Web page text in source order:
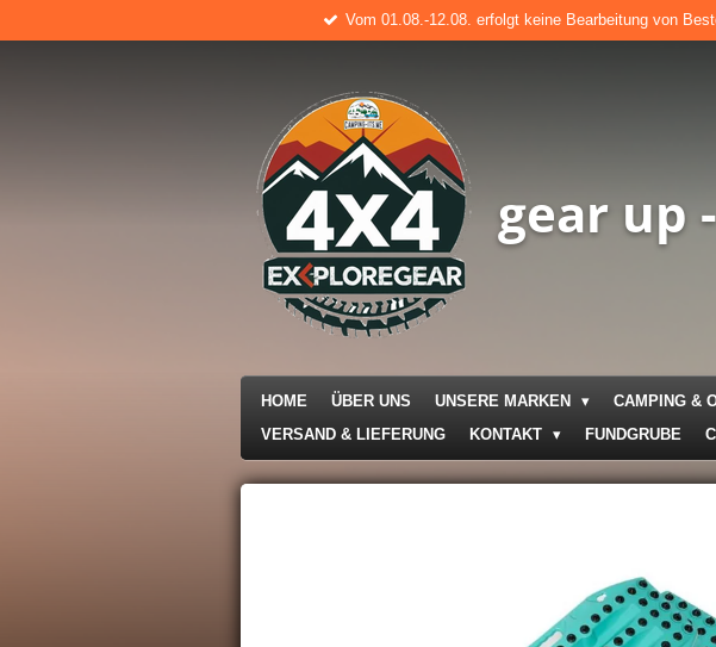
Hauptinhalt
Vom 01.08.-12.08. erfolgt keine Bearbeitung von
gear up
HOME ÜBER UNS UNSERE MARKEN CAMPING &
VERSAND & LIEFERUNG
KONTAKT FUNDGRUBE